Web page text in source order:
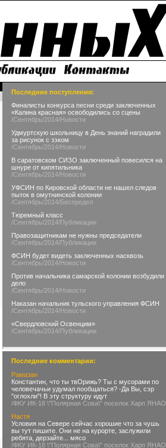
Последние поступления:
Финалисты конкурса песни среди заключенных
«Калина красная» освободились со сцены
/Сентябрь/2014/Новости
Удмуртскую школьницу в День знаний наградили
за рисунок с зэком
/Сентябрь/2014/Новости
В саратовском СИЗО заключенный повесился на
шнуре от кипятильника
/Сентябрь/2014/Новости
УФСИН по Кировской области не нашел следов
пыток в омутнинской колонии
/Сентябрь/2014/Беспредел
Тюремный класс
/Сентябрь/2014/Публикации
Правозащитникам не нужны председатели
/Сентябрь/2014/Публикации
ФСИН будет видеть заключенных насквозь
/Сентябрь/2014/Новости
Против начальника самарской колонии возбудили
дело
/Сентябрь/2014/Новости
Наказан начальник тульского управления ФСИН
/Сентябрь/2014/Новости
«Свердловский Освенцим»
/Сентябрь/2014/Публикации
Последние комментарии:
Рамазан
Константин, что ты твОрижь? Ты с мусорами по
человечачьи удумал пообщаться? -Да Вы, сэр
"оглохли"! В эту структуру идут
/ФКУ ИК-18 \"Полярная Сова\" поселок Харп ЯНАО
Настя
Условия на Севере сейчас хорошие что за чушь
вы тут пишите. Они не на курорте, заслужили
ребята, дерзайте... мясо
/ФКУ ИК-18 \"Полярная Сова\" поселок Харп ЯНАО